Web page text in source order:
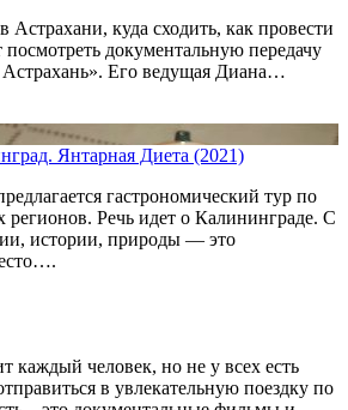
Астрахани, куда сходить, как провести
посмотреть документальную передачу
Его ведущая Диана…
Янтарная Диета (2021)
гастрономический тур по
регионов. Речь идет о Калининграде. С
истории, природы — это
каждый человек, но не у всех есть
в увлекательную поездку по